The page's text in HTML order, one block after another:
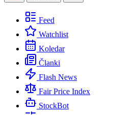
Feed
Watchlist
Koledar
Članki
Flash News
Fair Price Index
StockBot